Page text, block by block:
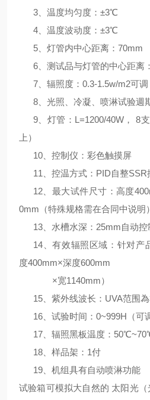
3、温度均匀度：±3℃
4、温度波动度：±3℃
5、灯管内中心距离：70mm
6、测试品与灯管的中心距离
7、辐照度：0.3-1.5w/m2可调
8、光照、冷凝、喷淋试验週
9、灯管：L=1200/40W， 8
上）
10、控制仪：彩色触摸屏
11、控温方式：PID自整SSR
12、最大试件尺寸：高度
0mm（特殊规格需在合同中说明）
13、水槽水深：25mm自动控
14、有效辐照区域：针对产
度400mm×深度600mm
×宽1140mm）
15、紫外线波长：UVA范围
16、试验时间：0~999H（可
17、辐照黑板温度：
18、样品架：1付
19、机组具有自动喷淋功能
试验箱可模拟大自然的 太阳光